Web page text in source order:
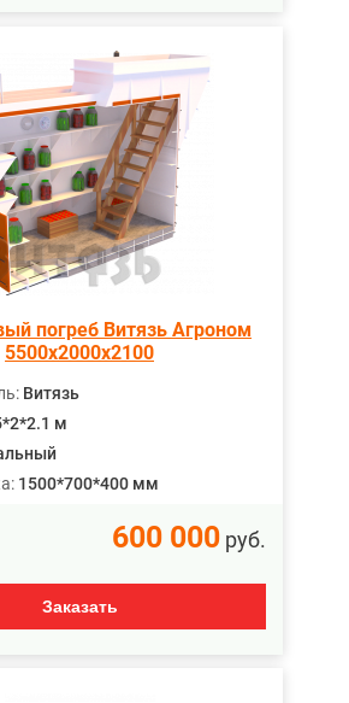
погреб Витязь Агроном
5500х2000х2100
Витязь
м
1500*700*400 мм
600 000 руб.
Заказать